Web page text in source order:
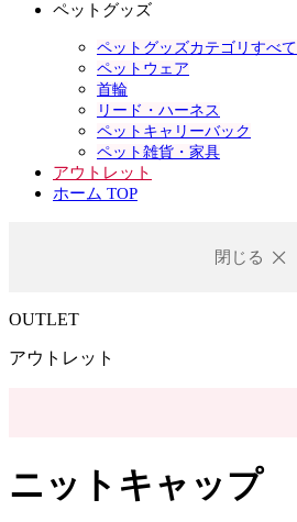
ペットグッズ
ペットグッズカテゴリすべて
ペットウェア
首輪
リード・ハーネス
ペットキャリーバック
ペット雑貨・家具
アウトレット
ホーム TOP
閉じる
OUTLET
アウトレット
ニットキャップ